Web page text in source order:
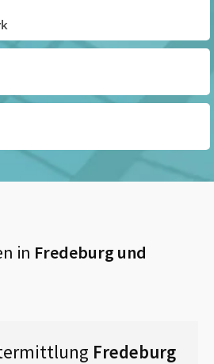
in Fredeburg und
Fredeburg